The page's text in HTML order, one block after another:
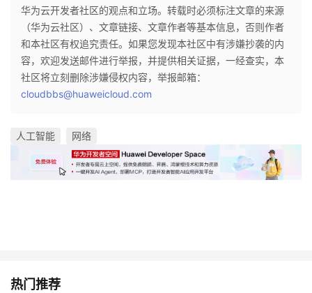
华为云开发者社区的观点和立场。转载时必须标注文章的来源
（华为云社区）、文章链接、文章作者等基本信息，否则作者
和本社区有权追究责任。如果您发现本社区中有涉嫌抄袭的内
容，欢迎发送邮件进行举报，并提供相关证据，一经查实，本
社区将立刻删除涉嫌侵权内容，举报邮箱：
cloudbbs@huaweicloud.com
人工智能 网络
热门推荐